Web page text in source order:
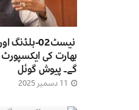
نیسٹ02-
بھارت کی
گے۔ پیوش گوئل